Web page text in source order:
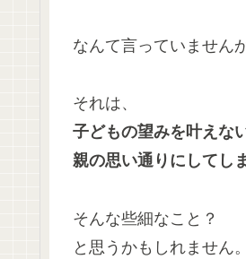
なんて言っていません
それは、
子どもの望みを叶えな
親の思い通りにしてし
そんな些細なこと？
と思うかもしれません。